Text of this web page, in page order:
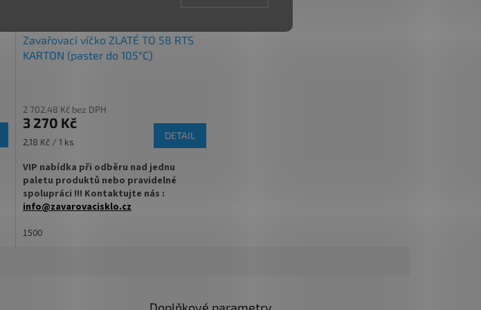
A
Zavařovací víčko ZLATÉ TO 58 RTS
KARTON (paster do 105°C)
2 702,48 Kč bez DPH
3 270 Kč
Měrná
2,18 Kč / 1 ks
DETAIL
VIP nabídka při odběru nad jednu
paletu produktů nebo pravidelné
spolupráci !!! Kontaktujte nás :
info@zavarovacisklo.cz
✅Víčko Twist Off RTS pro pasteraci do 105
1500
Doplňkové parametry